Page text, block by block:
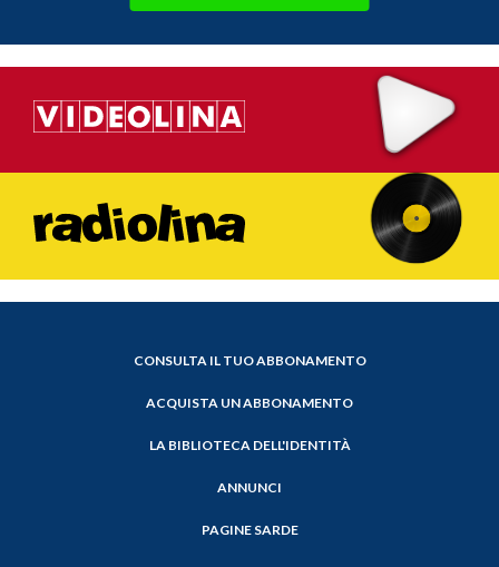
CONSULTA IL TUO ABBONAMENTO
ACQUISTA UN ABBONAMENTO
LA BIBLIOTECA DELL'IDENTITÀ
ANNUNCI
PAGINE SARDE